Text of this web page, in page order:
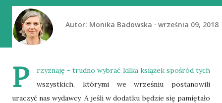
Autor: Monika Badowska września 09, 2018
P
rzyznaję - trudno wybrać kilka książek spośród tych
wszystkich, którymi we wrześniu postanowili
uraczyć nas wydawcy. A jeśli w dodatku będzie się pamiętało